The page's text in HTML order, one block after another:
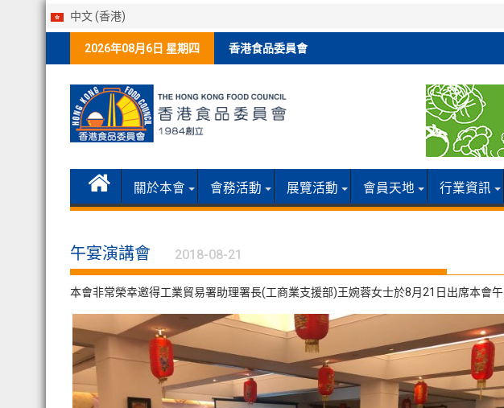
中文 (香港)
2026年08月6日 星期四 香港食品委員會
關於本會 會務活動 展覽活動 會員天地 行業資訊
午宴演講會 2018-08-21
本會非常榮幸邀得工業貿易署助理署長(工商業支援部)王婉蓉女士於8月21日出席本會